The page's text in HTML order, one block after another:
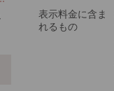
表示料金に含ま
れるもの